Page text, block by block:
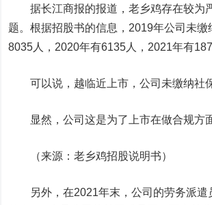
据长江商报的报道，老乡鸡存在较为
题。根据招股书的信息，2019年公司未缴
8035人，2020年有6135人，2021年有
可以说，越临近上市，公司未缴纳社保
显然，公司这是为了上市在做合规方面
（来源：老乡鸡招股说明书）
另外，在2021年末，公司的劳务派遣